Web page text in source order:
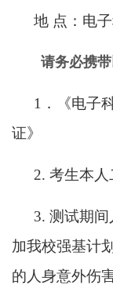
地 点：电
请务必携带
1 ．《电子
证》
2. 考生本人
3. 测试期间
加我校强基计
的人身意外伤